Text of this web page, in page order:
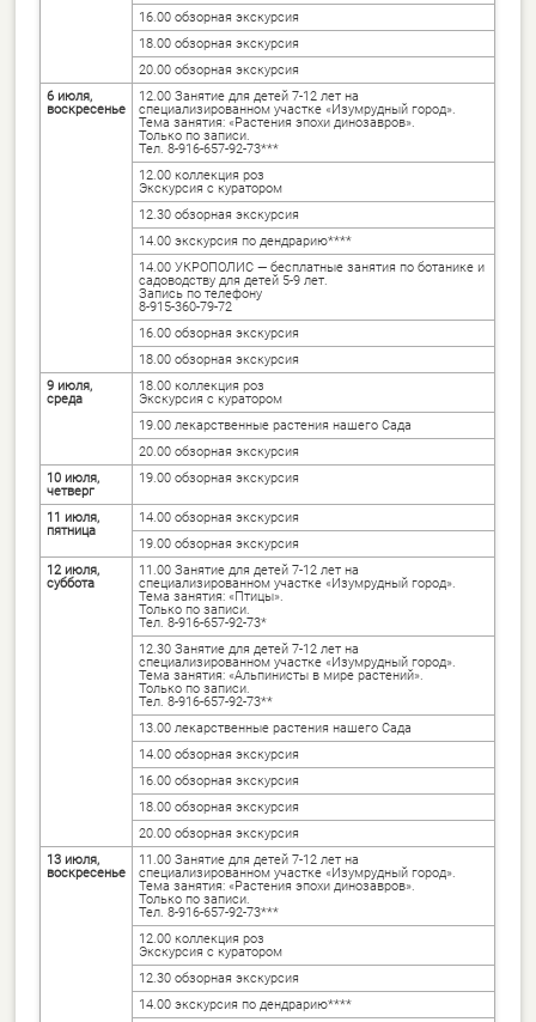
16.00 обзорная экскурсия
18.00 обзорная экскурсия
20.00 обзорная экскурсия
6 июля,
воскресенье
12.00 Занятие для детей 7-12 лет на
специализированном участке «Изумрудный город».
Тема занятия: «Растения эпохи динозавров».
Только по записи.
Тел. 8-916-657-92-73***
12.00 коллекция роз
Экскурсия с куратором
12.30 обзорная экскурсия
14.00 экскурсия по дендрарию****
14.00 УКРОПОЛИС — бесплатные занятия по ботанике и
садоводству для детей 5-9 лет.
Запись по телефону
8-915-360-79-72
16.00 обзорная экскурсия
18.00 обзорная экскурсия
9 июля,
среда
18.00 коллекция роз
Экскурсия с куратором
19.00 лекарственные растения нашего Сада
20.00 обзорная экскурсия
10 июля,
четверг
19.00 обзорная экскурсия
11 июля,
пятница
14.00 обзорная экскурсия
19.00 обзорная экскурсия
12 июля,
суббота
11.00 Занятие для детей 7-12 лет на
специализированном участке «Изумрудный город».
Тема занятия: «Птицы».
Только по записи.
Тел. 8-916-657-92-73*
12.30 Занятие для детей 7-12 лет на
специализированном участке «Изумрудный город».
Тема занятия: «Альпинисты в мире растений».
Только по записи.
Тел. 8-916-657-92-73**
13.00 лекарственные растения нашего Сада
14.00 обзорная экскурсия
16.00 обзорная экскурсия
18.00 обзорная экскурсия
20.00 обзорная экскурсия
13 июля,
воскресенье
11.00 Занятие для детей 7-12 лет на
специализированном участке «Изумрудный город».
Тема занятия: «Растения эпохи динозавров».
Только по записи.
Тел. 8-916-657-92-73***
12.00 коллекция роз
Экскурсия с куратором
12.30 обзорная экскурсия
14.00 экскурсия по дендрарию****